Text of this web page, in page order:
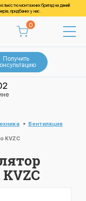
монтажних бригад на даний
придбаних у нас.
0
Получить
Вентиляция
KVZC